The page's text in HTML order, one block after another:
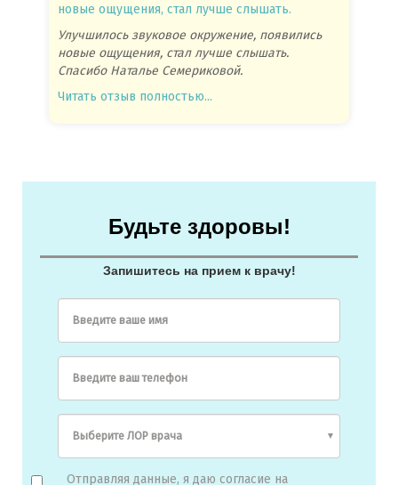
новые ощущения, стал лучше слышать.
Улучшилось звуковое окружение, появились
новые ощущения, стал лучше слышать.
Спасибо Наталье Семериковой.
Читать отзыв полностью...
Будьте здоровы!
Запишитесь на прием к врачу!
Введите ваше имя
Введите ваш телефон
Отправляя данные, я даю согласие на